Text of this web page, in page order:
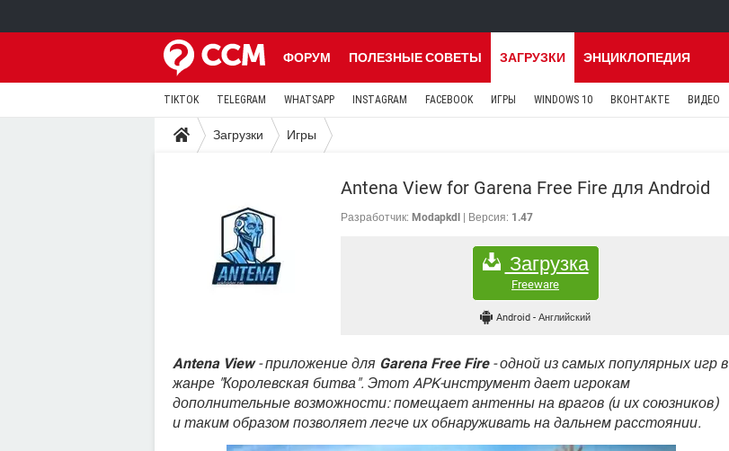
ФОРУМ ПОЛЕЗНЫЕ СОВЕТЫ ЗАГРУЗКИ ЭНЦИКЛОПЕДИЯ
TIKTOK TELEGRAM WHATSAPP INSTAGRAM FACEBOOK ИГРЫ WINDOWS 10 ВКОНТАКТЕ ВИДЕО
Загрузки Игры
Antena View for Garena Free Fire для Android
Разработчик: Modapkdl Версия: 1.47
Загрузка
Freeware
Android - Английский
Antena View- приложение для Garena Free Fire- одной из самых популярных игр в
жанре "Королевская битва". Этот APK-инструмент дает игрокам
дополнительные возможности: помещает антенны на врагов (и их союзников)
и таким образом позволяет легче их обнаруживать на дальнем расстоянии.